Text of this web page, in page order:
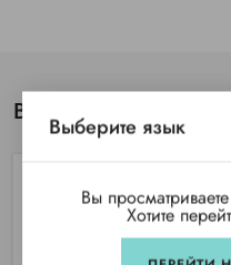
Вы просматривали
Выберите язык
Вы
Хотите